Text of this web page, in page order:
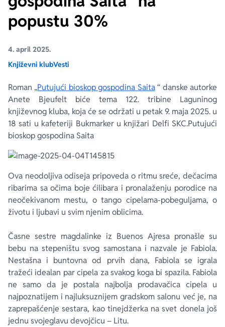
popustu 30%
4. april 2025.
Književni klubVesti
Roman „Putujući bioskop gospodina Saita“ danske autorke
Anete Bjeufelt biće tema 122. tribine Laguninog
književnog kluba, koja će se održati u petak 9. maja 2025. u
18 sati u kafeteriji Bukmarker u knjižari Delfi SKC.Putujući
bioskop gospodina Saita
Ova neodoljiva odiseja pripoveda o ritmu sreće, dečacima
ribarima sa očima boje ćilibara i pronalaženju porodice na
neočekivanom mestu, o tango cipelama-pobeguljama, o
životu i ljubavi u svim njenim oblicima.
Časne sestre magdalinke iz Buenos Ajresa pronašle su
bebu na stepeništu svog samostana i nazvale je Fabiola.
Nestašna i buntovna od prvih dana, Fabiola se igrala
tražeći idealan par cipela za svakog koga bi spazila. Fabiola
ne samo da je postala najbolja prodavačica cipela u
najpoznatijem i najluksuznijem gradskom salonu već je, na
zaprepašćenje sestara, kao tinejdžerka na svet donela još
jednu svojeglavu devojčicu – Litu.
Ekranizovane knjige
Za poklon
E-knjige
Autori
Poezija
Lični razvoj i popularna psihologija
Biografija
Bojan Ljubenović
Dejan Tiago-Stanković
Milica Jakovljević Mir-Jam
Peter Handke
Harlan Koben
Elif Šafak